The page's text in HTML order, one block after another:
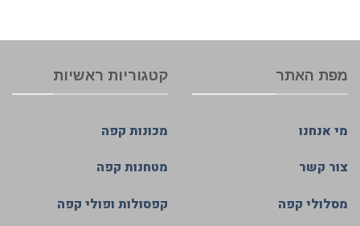
מפת האתר
מי אנחנו
צור קשר
מסלולי קפה
קטגוריות ראשיות
מכונות קפה
מטחנות קפה
קפסולות ופולי קפה